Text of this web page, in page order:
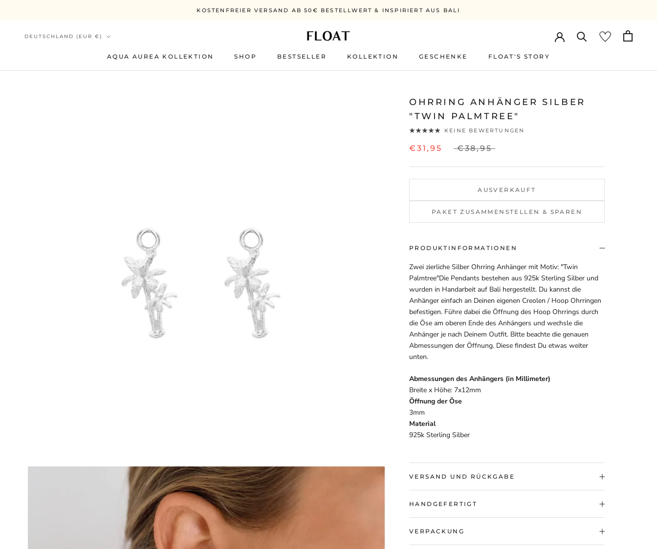
KOSTENFREIER VERSAND AB 50€ BESTELLWERT & INSPIRIERT AUS BALI
AQUA AUREA KOLLEKTION
SHOP
BESTSELLER
KOLLEKTION GESCHENKE
FLOAT'S STORY
Land/Region
DEUTSCHLAND (EUR €)
OHRRING ANHÄNGER SILBER
"TWIN PALMTREE"
KEINE BEWERTUNGEN
€31,95 €38,95
AUSVERKAUFT
PAKET ZUSAMMENSTELLEN & SPAREN
PRODUKTINFORMATIONEN
Zwei zierliche Silber Ohrring Anhänger mit Motiv: "Twin
Palmtree"Die Pendants bestehen aus 925k Sterling Silber und
wurden in Handarbeit auf Bali hergestellt. Du kannst die
Anhänger einfach an Deinen eigenen Creolen / Hoop Ohrringen
befestigen. Führe dabei die Öffnung des Hoop Ohrrings durch
die Öse am oberen Ende des Anhängers und wechsle die
Anhänger je nach Deinem Outfit. Bitte beachte die genauen
Abmessungen der Öffnung. Diese findest Du etwas weiter
unten.
Abmessungen des Anhängers (in Millimeter)
Breite x Höhe: 7x12mm
Öffnung der Öse
3mm
Material
925k Sterling Silber
VERSAND UND RÜCKGABE
HANDGEFERTIGT
VERPACKUNG